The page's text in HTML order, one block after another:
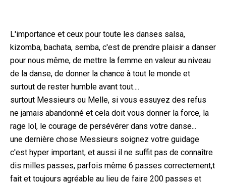
L'importance et ceux pour toute les danses salsa,
kizomba, bachata, semba, c'est de prendre plaisir a danser
pour nous même, de mettre la femme en valeur au niveau
de la danse, de donner la chance à tout le monde et
surtout de rester humble avant tout....
surtout Messieurs ou Melle, si vous essuyez des refus
ne jamais abandonné et cela doit vous donner la force, la
rage lol, le courage de persévérer dans votre danse...
une dernière chose Messieurs soignez votre guidage
c'est hyper important, et aussi il ne suffit pas de connaître
dis milles passes, parfois même 6 passes correctement,t
fait et toujours agréable au lieu de faire 200 passes et